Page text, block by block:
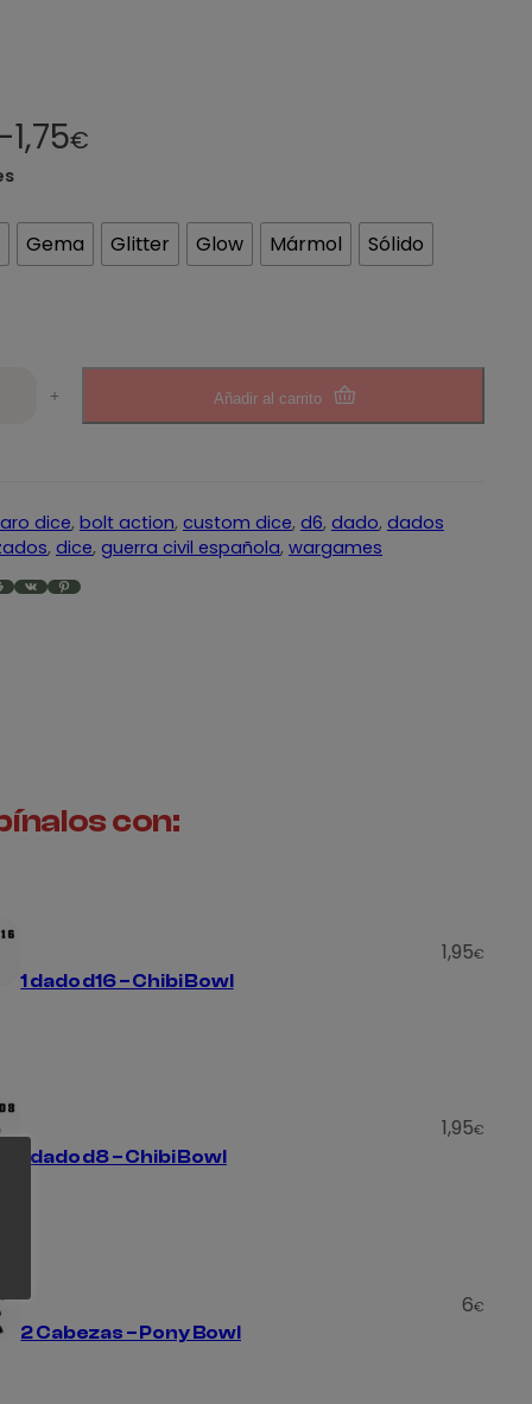
1,75€
Gema Glitter Glow Mármol
Sólido
+ Añadir al carrito
dice, bolt action, custom dice, d6, dado, dados
, dice, guerra civil española, wargames
VK Pinterest
con:
1 dado d16 – Chibi Bowl
1,95€
1 dado d8 – Chibi Bowl
1,95€
2 Cabezas – Pony Bowl
6€